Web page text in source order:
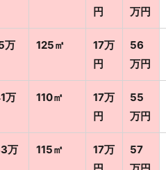
円
万円
万
125㎡
17万
円
56
万円
万
110㎡
17万
円
55
万円
万
115㎡
17万
57